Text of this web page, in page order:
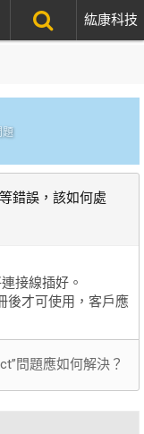
題
錯誤，該如何處
接線插好。
後才可使用，客戶應
問題應如何解決？
紘康科技